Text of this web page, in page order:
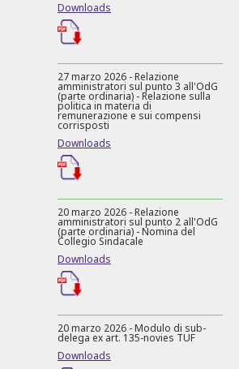
Downloads
27 marzo 2026 - Relazione
amministratori sul punto 3 all'OdG
(parte ordinaria) - Relazione sulla
politica in materia di
remunerazione e sui compensi
corrisposti
Downloads
20 marzo 2026 - Relazione
amministratori sul punto 2 all'OdG
(parte ordinaria) - Nomina del
Collegio Sindacale
Downloads
20 marzo 2026 - Modulo di sub-
delega ex art. 135-novies TUF
Downloads